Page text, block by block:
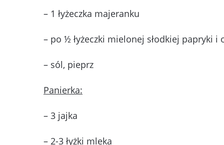
– 1 łyżeczka majeranku
– po ½ łyżeczki mielonej słodkiej papryki i
– sól, pieprz
Panierka:
– 3 jajka
– 2-3 łyżki mleka